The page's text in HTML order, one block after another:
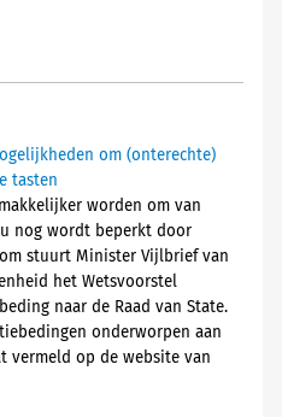
om (onterechte)
tasten
worden om van
nog wordt beperkt door
stuurt Minister Vijlbrief van
het Wetsvoorstel
naar de Raad van State.
onderworpen aan
vermeld op de website van